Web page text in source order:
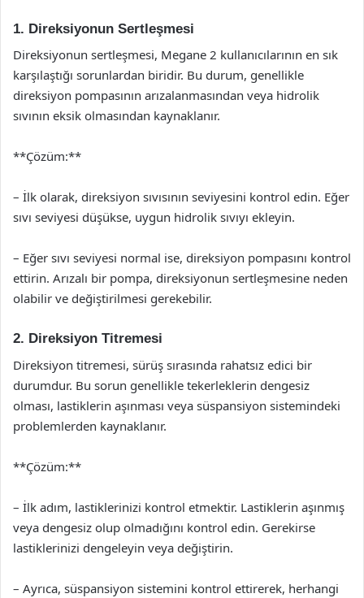
1. Direksiyonun Sertleşmesi
Direksiyonun sertleşmesi, Megane 2 kullanıcılarının en sık
karşılaştığı sorunlardan biridir. Bu durum, genellikle
direksiyon pompasının arızalanmasından veya hidrolik
sıvının eksik olmasından kaynaklanır.
**Çözüm:**
– İlk olarak, direksiyon sıvısının seviyesini kontrol edin. Eğer
sıvı seviyesi düşükse, uygun hidrolik sıvıyı ekleyin.
– Eğer sıvı seviyesi normal ise, direksiyon pompasını kontrol
ettirin. Arızalı bir pompa, direksiyonun sertleşmesine neden
olabilir ve değiştirilmesi gerekebilir.
2. Direksiyon Titremesi
Direksiyon titremesi, sürüş sırasında rahatsız edici bir
durumdur. Bu sorun genellikle tekerleklerin dengesiz
olması, lastiklerin aşınması veya süspansiyon sistemindeki
problemlerden kaynaklanır.
**Çözüm:**
– İlk adım, lastiklerinizi kontrol etmektir. Lastiklerin aşınmış
veya dengesiz olup olmadığını kontrol edin. Gerekirse
lastiklerinizi dengeleyin veya değiştirin.
– Ayrıca, süspansiyon sistemini kontrol ettirerek, herhangi